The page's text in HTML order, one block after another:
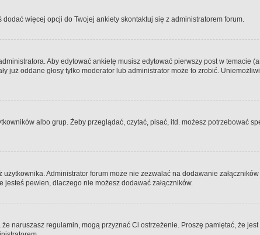
więcej opcji do Twojej ankiety skontaktuj się z administratorem forum.
Aby edytować ankietę musisz edytować pierwszy post w temacie
już oddane głosy tylko moderator lub administrator może to zrobić.
albo grup. Żeby przeglądać, czytać, pisać, itd. możesz potrzebować
Administrator forum może nie zezwalać na dodawanie
jesteś pewien, dlaczego nie możesz dodawać załączników.
naruszasz regulamin, mogą przyznać Ci ostrzeżenie. Proszę pamiętać, że